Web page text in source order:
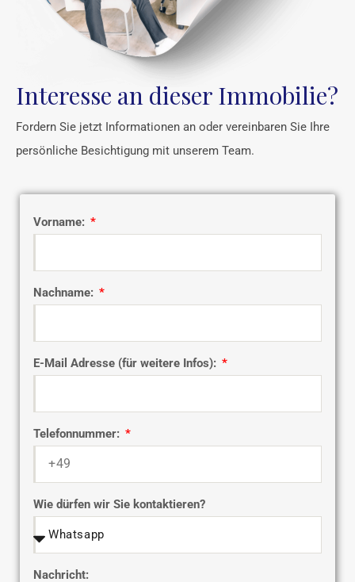
Interesse an dieser Immobilie?
Fordern Sie jetzt Informationen an oder vereinbaren Sie Ihre
persönliche Besichtigung mit unserem Team.
Vorname:
Nachname:
E-Mail Adresse (für weitere Infos):
Telefonnummer:
Wie dürfen wir Sie kontaktieren?
Nachricht: